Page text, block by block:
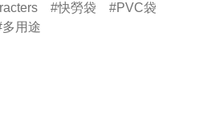
快勞袋
PVC袋
多用途